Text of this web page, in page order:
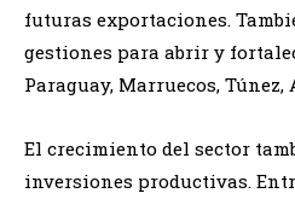
futuras exportaciones.
gestiones para abrir y
Paraguay, Marruecos,
El crecimiento del sector
inversiones productivas.